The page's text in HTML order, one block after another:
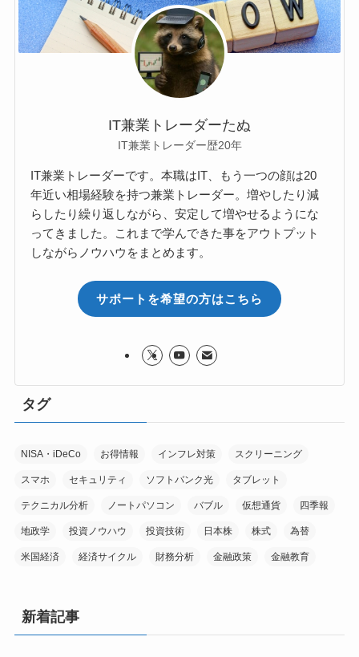
IT兼業トレーダーたぬ
IT兼業トレーダー歴20年
IT兼業トレーダーです。本職はIT、もう一つの顔は20
年近い相場経験を持つ兼業トレーダー。増やしたり減
らしたり繰り返しながら、安定して増やせるようにな
ってきました。これまで学んできた事をアウトプット
しながらノウハウをまとめます。
サポートを希望の方はこちら
タグ
NISA・iDeCo お得情報 インフレ対策 スクリーニング
スマホ セキュリティ ソフトバンク光 タブレット
テクニカル分析 ノートパソコン バブル 仮想通貨 四季報
地政学 投資ノウハウ 投資技術 日本株 株式 為替
米国経済 経済サイクル 財務分析 金融政策 金融教育
新着記事